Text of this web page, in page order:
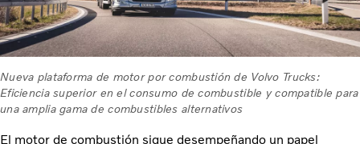
Nueva plataforma de motor por combustión de Volvo Trucks:
Eficiencia superior en el consumo de combustible y compatible para
una amplia gama de combustibles alternativos
El motor de combustión sigue desempeñando un papel